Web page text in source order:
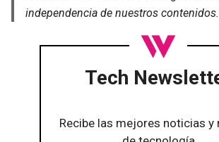
independencia de nuestros contenidos.
Tech
Recibe las mejores noticias y